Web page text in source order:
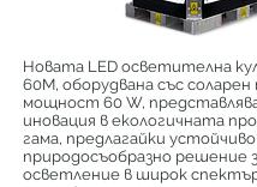
Новата LED осветителна
60M, оборудвана със соларен
мощност 60 W,
иновация в екологичната
гама, предлагайки устойчиво
природосъобразно решение
осветление в широк